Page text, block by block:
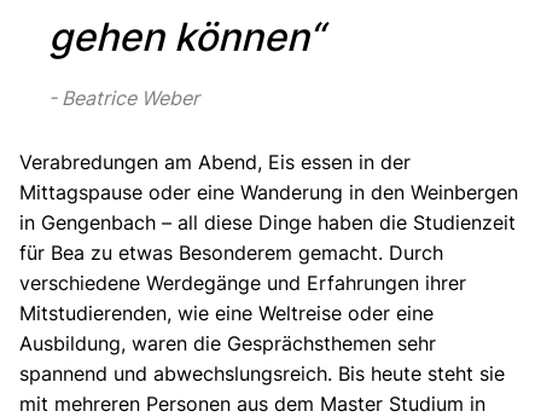
gehen können“
Beatrice Weber
Verabredungen am Abend, Eis essen in der
Mittagspause oder eine Wanderung in den Weinbergen
in Gengenbach – all diese Dinge haben die Studienzeit
für Bea zu etwas Besonderem gemacht. Durch
verschiedene Werdegänge und Erfahrungen ihrer
Mitstudierenden, wie eine Weltreise oder eine
Ausbildung, waren die Gesprächsthemen sehr
spannend und abwechslungsreich. Bis heute steht sie
mit mehreren Personen aus dem Master Studium in